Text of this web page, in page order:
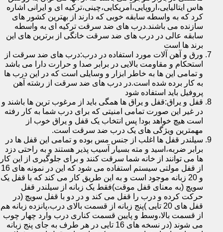
هاس ایتالیایی،اروپایی،آمریکایی،چینی،ترکیه ای و ایرانی اشاره
کرد که به واسطه سابقه خوبی که دارند از بهترین کشور های
سازنده می باشند.درب های ضد سرقت ترکیه ای به واسطه
سابقه عالی در درب های ضد سرقت خانگی از برترین های این
برند ها است
ورق و آهن آلات مورد استفاده در درب:درب های ضد سرقت از
استحکام و مقاومت بالایی در برابر صدا و حرارت دارا می باشد
و تمامی این ها به خاطر ابزار و وسایلی است که در این درب ها
به کار برده شده است.در درب های ضد سرقت از رشته آهن
پروفیل باید استفاده شود
قفل و یراق:قفل و یراق ها همگی باید از مرغوب ترین ها باشند و
در غیر این صورت تمامی امنیتی که برای درب شما به کار رفته
است هیچ خواهد بود! پس انتخاب یک قفل و یراق خوب از
مهمترین ویژگی های یک درب ضد سرقت است.
سیلندر قفل ها اغلب از جنس مس بوده و تمامی این قفل ها در
برابر ضربه،اسید و مته بسیار آسیب پذیر هستند و به راحتی دزد
ها می توانند از خانه شما سرقت کنند و برای جلوگیری از این کار
از قفل مولتی سیستم استفاده می شود که این در نمونه های 16
و 20 زبانه موجود است و به این طریق کار می کند که با قفل یک
سویچ (به معنای قفل موقت)فقط یک زبانه از سیلندر قفل
حرکت کرده و درب را قفل می کند و در دو با قفل سویچ (در
قفل های 20 تایی )پنج زبانه از قسمت بالای درب،پانزده زبانه هم
از قسمت بالا،وسط و پایین قسمت کناری درب وارد چهار چوب
می شوند (در نسخه های 16 تایی در هر طرف به جای پنج زبانه